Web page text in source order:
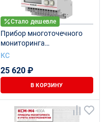
Стало дешевле
Прибор многоточечного
мониторинга
электроэнергии КСМ-М1-1-
КС
25 620 ₽
В КОРЗИНУ